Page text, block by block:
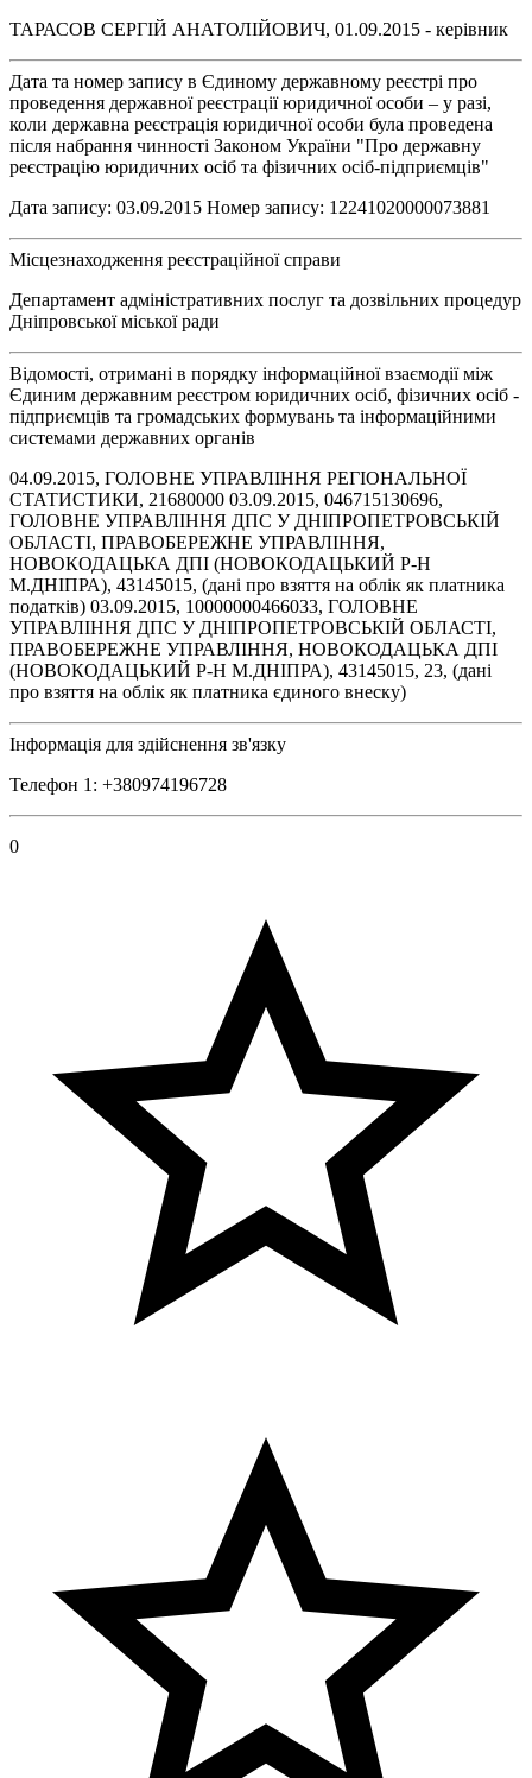
ТАРАСОВ СЕРГІЙ АНАТОЛІЙОВИЧ, 01.09.2015 - керівник
Дата та номер запису в Єдиному державному реєстрі про
проведення державної реєстрації юридичної особи – у разі,
коли державна реєстрація юридичної особи була проведена
після набрання чинності Законом України "Про державну
реєстрацію юридичних осіб та фізичних осіб-підприємців"
Дата запису: 03.09.2015 Номер запису: 12241020000073881
Місцезнаходження реєстраційної справи
Департамент адміністративних послуг та дозвільних процедур
Дніпровської міської ради
Відомості, отримані в порядку інформаційної взаємодії між
Єдиним державним реєстром юридичних осіб, фізичних осіб -
підприємців та громадських формувань та інформаційними
системами державних органів
04.09.2015, ГОЛОВНЕ УПРАВЛІННЯ РЕГІОНАЛЬНОЇ
СТАТИСТИКИ, 21680000 03.09.2015, 046715130696,
ГОЛОВНЕ УПРАВЛІННЯ ДПС У ДНІПРОПЕТРОВСЬКІЙ
ОБЛАСТІ, ПРАВОБЕРЕЖНЕ УПРАВЛІННЯ,
НОВОКОДАЦЬКА ДПІ (НОВОКОДАЦЬКИЙ Р-Н
М.ДНІПРА), 43145015, (дані про взяття на облік як платника
податків) 03.09.2015, 10000000466033, ГОЛОВНЕ
УПРАВЛІННЯ ДПС У ДНІПРОПЕТРОВСЬКІЙ ОБЛАСТІ,
ПРАВОБЕРЕЖНЕ УПРАВЛІННЯ, НОВОКОДАЦЬКА ДПІ
(НОВОКОДАЦЬКИЙ Р-Н М.ДНІПРА), 43145015, 23, (дані
про взяття на облік як платника єдиного внеску)
Інформація для здійснення зв'язку
Телефон 1: +380974196728
0